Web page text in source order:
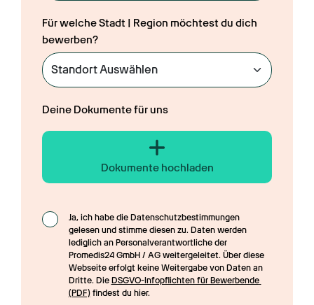
Für welche Stadt | Region möchtest du dich
bewerben?
Deine Dokumente für uns
Dokumente hochladen
Ja, ich habe die Datenschutzbestimmungen
gelesen und stimme diesen zu. Daten werden
lediglich an Personalverantwortliche der
Promedis24 GmbH / AG weitergeleitet. Über diese
Webseite erfolgt keine Weitergabe von Daten an
Dritte. Die DSGVO-Infopflichten für Bewerbende
(PDF) findest du hier.